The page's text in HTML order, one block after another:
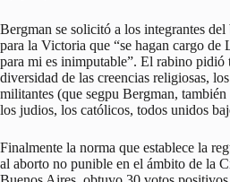
Bergman se solicitó a los integrantes
para la Victoria que “se hagan cargo de
para mi es inimputable”. El rabino pidió
diversidad de las creencias religiosas,
militantes (que segpu Bergman,
los judios, los católicos, todos unidos
Finalmente la norma que establece la
al aborto no punible en el ámbito de la